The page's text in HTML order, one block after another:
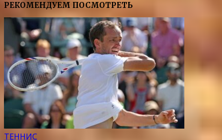
РЕКОМЕНДУЕМ ПОСМОТРЕТЬ
ТЕННИС